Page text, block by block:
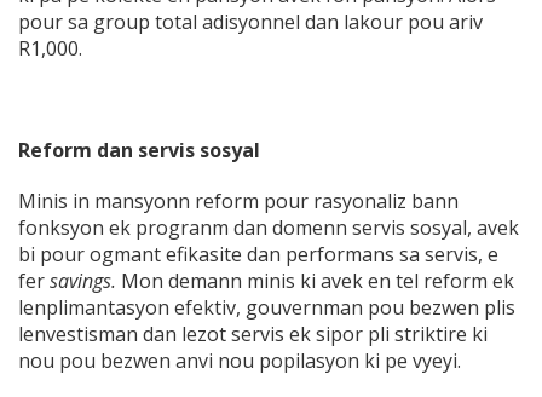
pour sa group total adisyonnel dan lakour pou ariv
R1,000.
Reform dan servis sosyal
Minis in mansyonn reform pour rasyonaliz bann
fonksyon ek progranm dan domenn servis sosyal, avek
bi pour ogmant efikasite dan performans sa servis, e
fersavings. Mon demann minis ki avek en tel reform ek
lenplimantasyon efektiv, gouvernman pou bezwen plis
lenvestisman dan lezot servis ek sipor pli striktire ki
nou pou bezwen anvi nou popilasyon ki pe vyeyi.